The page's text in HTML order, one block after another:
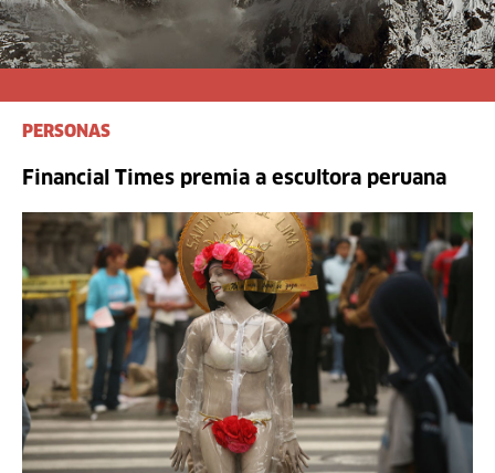
PERSONAS
Financial Times premia a escultora peruana